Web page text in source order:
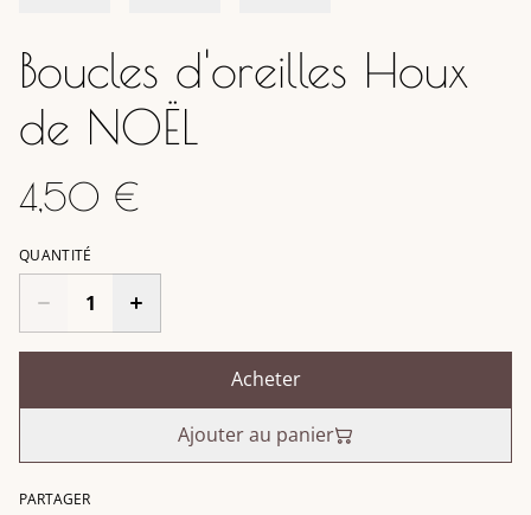
Boucles d'oreilles Houx
de NOËL
4,50 €
QUANTITÉ
Acheter
Ajouter au panier
PARTAGER